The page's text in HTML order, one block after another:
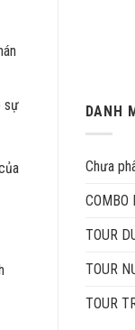
sự
DANH
Chưa
COMBO
TOUR
TOUR
TOUR